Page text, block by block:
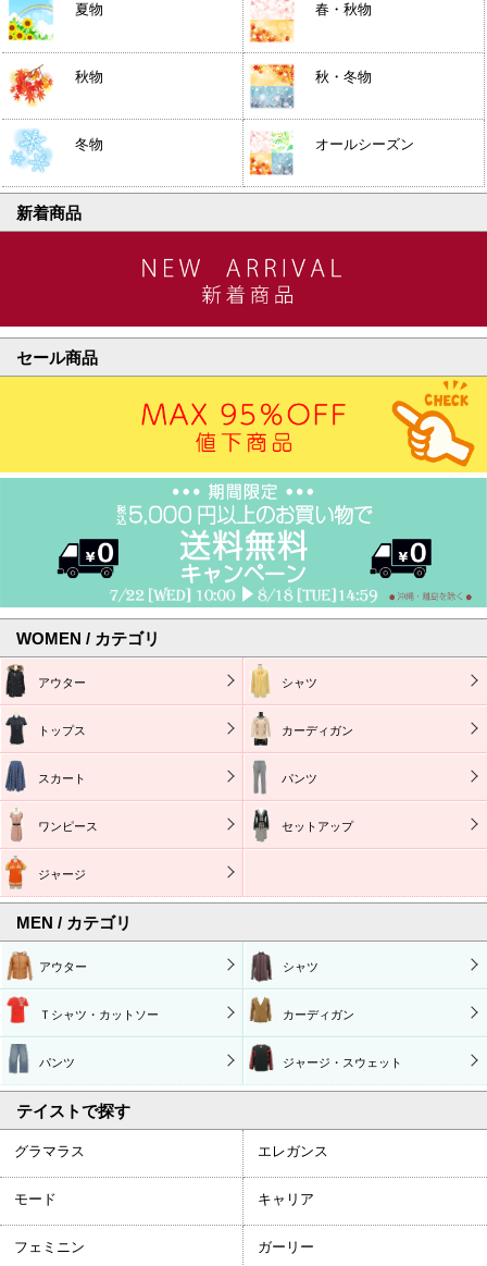
夏物 春・秋物
秋物 秋・冬物
冬物 オールシーズン
新着商品
セール商品
WOMEN / カテゴリ
アウター シャツ
トップス カーディガン
スカート パンツ
ワンピース セットアップ
ジャージ
MEN / カテゴリ
アウター シャツ
Ｔシャツ・カットソー カーディガン
パンツ ジャージ・スウェット
テイストで探す
グラマラス エレガンス
モード キャリア
フェミニン ガーリー